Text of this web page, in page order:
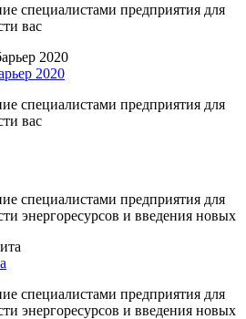
специалистами предприятия для
вас
2020
специалистами предприятия для
вас
специалистами предприятия для
энергоресурсов и введения новых
специалистами предприятия для
энергоресурсов и введения новых